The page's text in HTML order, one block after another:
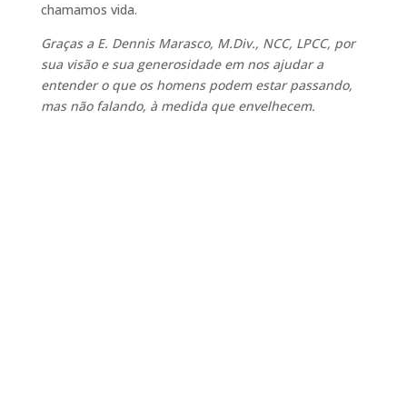
chamamos vida.
Graças a E. Dennis Marasco, M.Div., NCC, LPCC, por
sua visão e sua generosidade em nos ajudar a
entender o que os homens podem estar passando,
mas não falando, à medida que envelhecem.